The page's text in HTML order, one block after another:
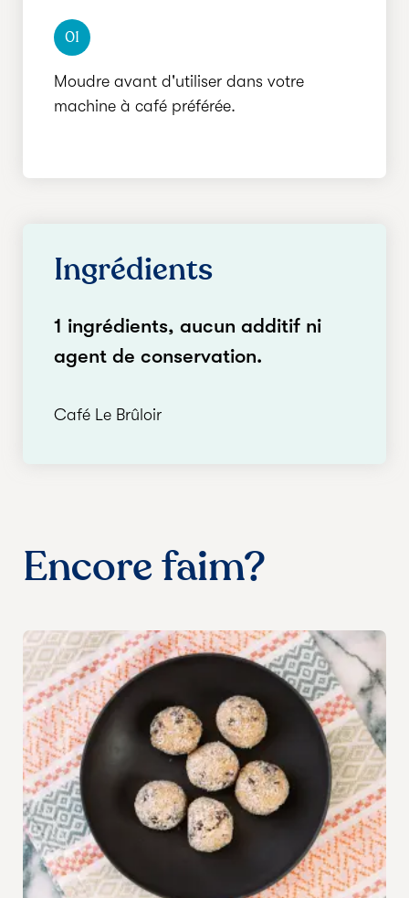
01
Moudre avant d'utiliser dans votre
machine à café préférée.
Ingrédients
1 ingrédients, aucun additif ni
agent de conservation.
Café Le Brûloir
Encore faim?